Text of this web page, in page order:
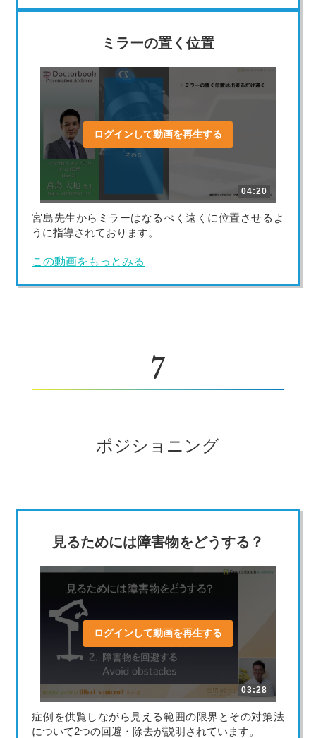
ミラーの置く位置
ログインして動画を再生する
04:20
宮島先生からミラーはなるべく遠くに位置させるよ
うに指導されております。
この動画をもっとみる
7
ポジショニング
見るためには障害物をどうする？
ログインして動画を再生する
03:28
症例を供覧しながら見える範囲の限界とその対策法
について2つの回避・除去が説明されています。